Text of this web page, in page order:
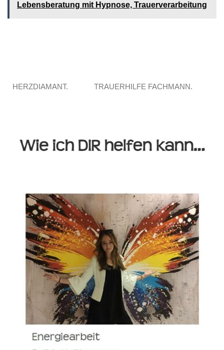
Lebensberatung mit Hypnose, Trauerverarbeitung
HERZDIAMANT. TRAUERHILFE FACHMANN.